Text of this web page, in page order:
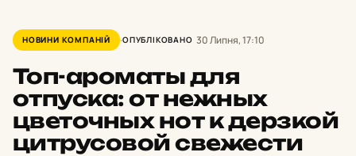
НОВИНИ КОМПАНІЙ ОПУБЛІКОВАНО 30 Липня, 17:10
Топ-ароматы для
отпуска: от нежных
цветочных нот к дерзкой
цитрусовой свежести